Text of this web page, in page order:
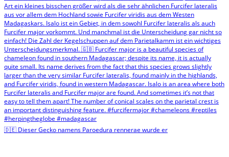
🇩🇪 Dieser Gecko namens Paroedura rennerae wurde er